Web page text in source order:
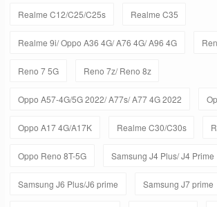
Realme C12/C25/C25s Realme C35
Realme 9i/ Oppo A36 4G/ A76 4G/ A96 4G
Reno 7 5G Reno 7z/ Reno 8z
Oppo A57-4G/5G 2022/ A77s/ A77 4G 2022
Oppo A17 4G/A17K Realme C30/C30s
Oppo Reno 8T-5G Samsung J4 Plus/ J4 Prime
Samsung J6 Plus/J6 prime Samsung J7 prime